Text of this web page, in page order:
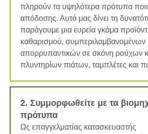
πληρούν τα υψηλότερα πρότυπα
απόδοσης. Αυτό μας δίνει τη
παράγουμε μια ευρεία γκάμα
καθαρισμού, συμπεριλαμβανομένων
απορρυπαντικών σε σκόνη ρούχων
πλυντηρίων πιάτων, ταμπλέτες και
2. Συμμορφωθείτε με τα
πρότυπα
Ως επαγγελματίας κατασκευαστής